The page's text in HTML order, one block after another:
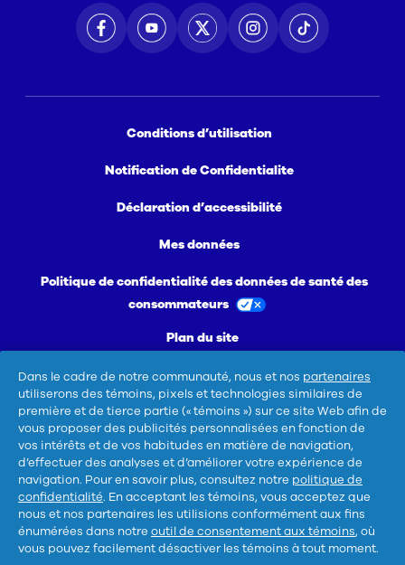
Conditions d’utilisation
Notification de Confidentialite
Déclaration d’accessibilité
Mes données
Politique de confidentialité des données de santé des
consommateurs
Plan du site
Ne pas vendre ou partager mes informations
personnelles/Me désinscrire de la publicité ciblée
Pour les ingrédients et plus d'infos, sélectionne
un produit.
Dans le cadre de notre communauté, nous et nos partenaires
utiliserons des témoins, pixels et technologies similaires de
première et de tierce partie (« témoins ») sur ce site Web afin de
vous proposer des publicités personnalisées en fonction de
vos intérêts et de vos habitudes en matière de navigation,
d’effectuer des analyses et d’améliorer votre expérience de
navigation. Pour en savoir plus, consultez notre politique de
confidentialité. En acceptant les témoins, vous acceptez que
nous et nos partenaires les utilisions conformément aux fins
énumérées dans notre outil de consentement aux témoins, où
vous pouvez facilement désactiver les témoins à tout moment.